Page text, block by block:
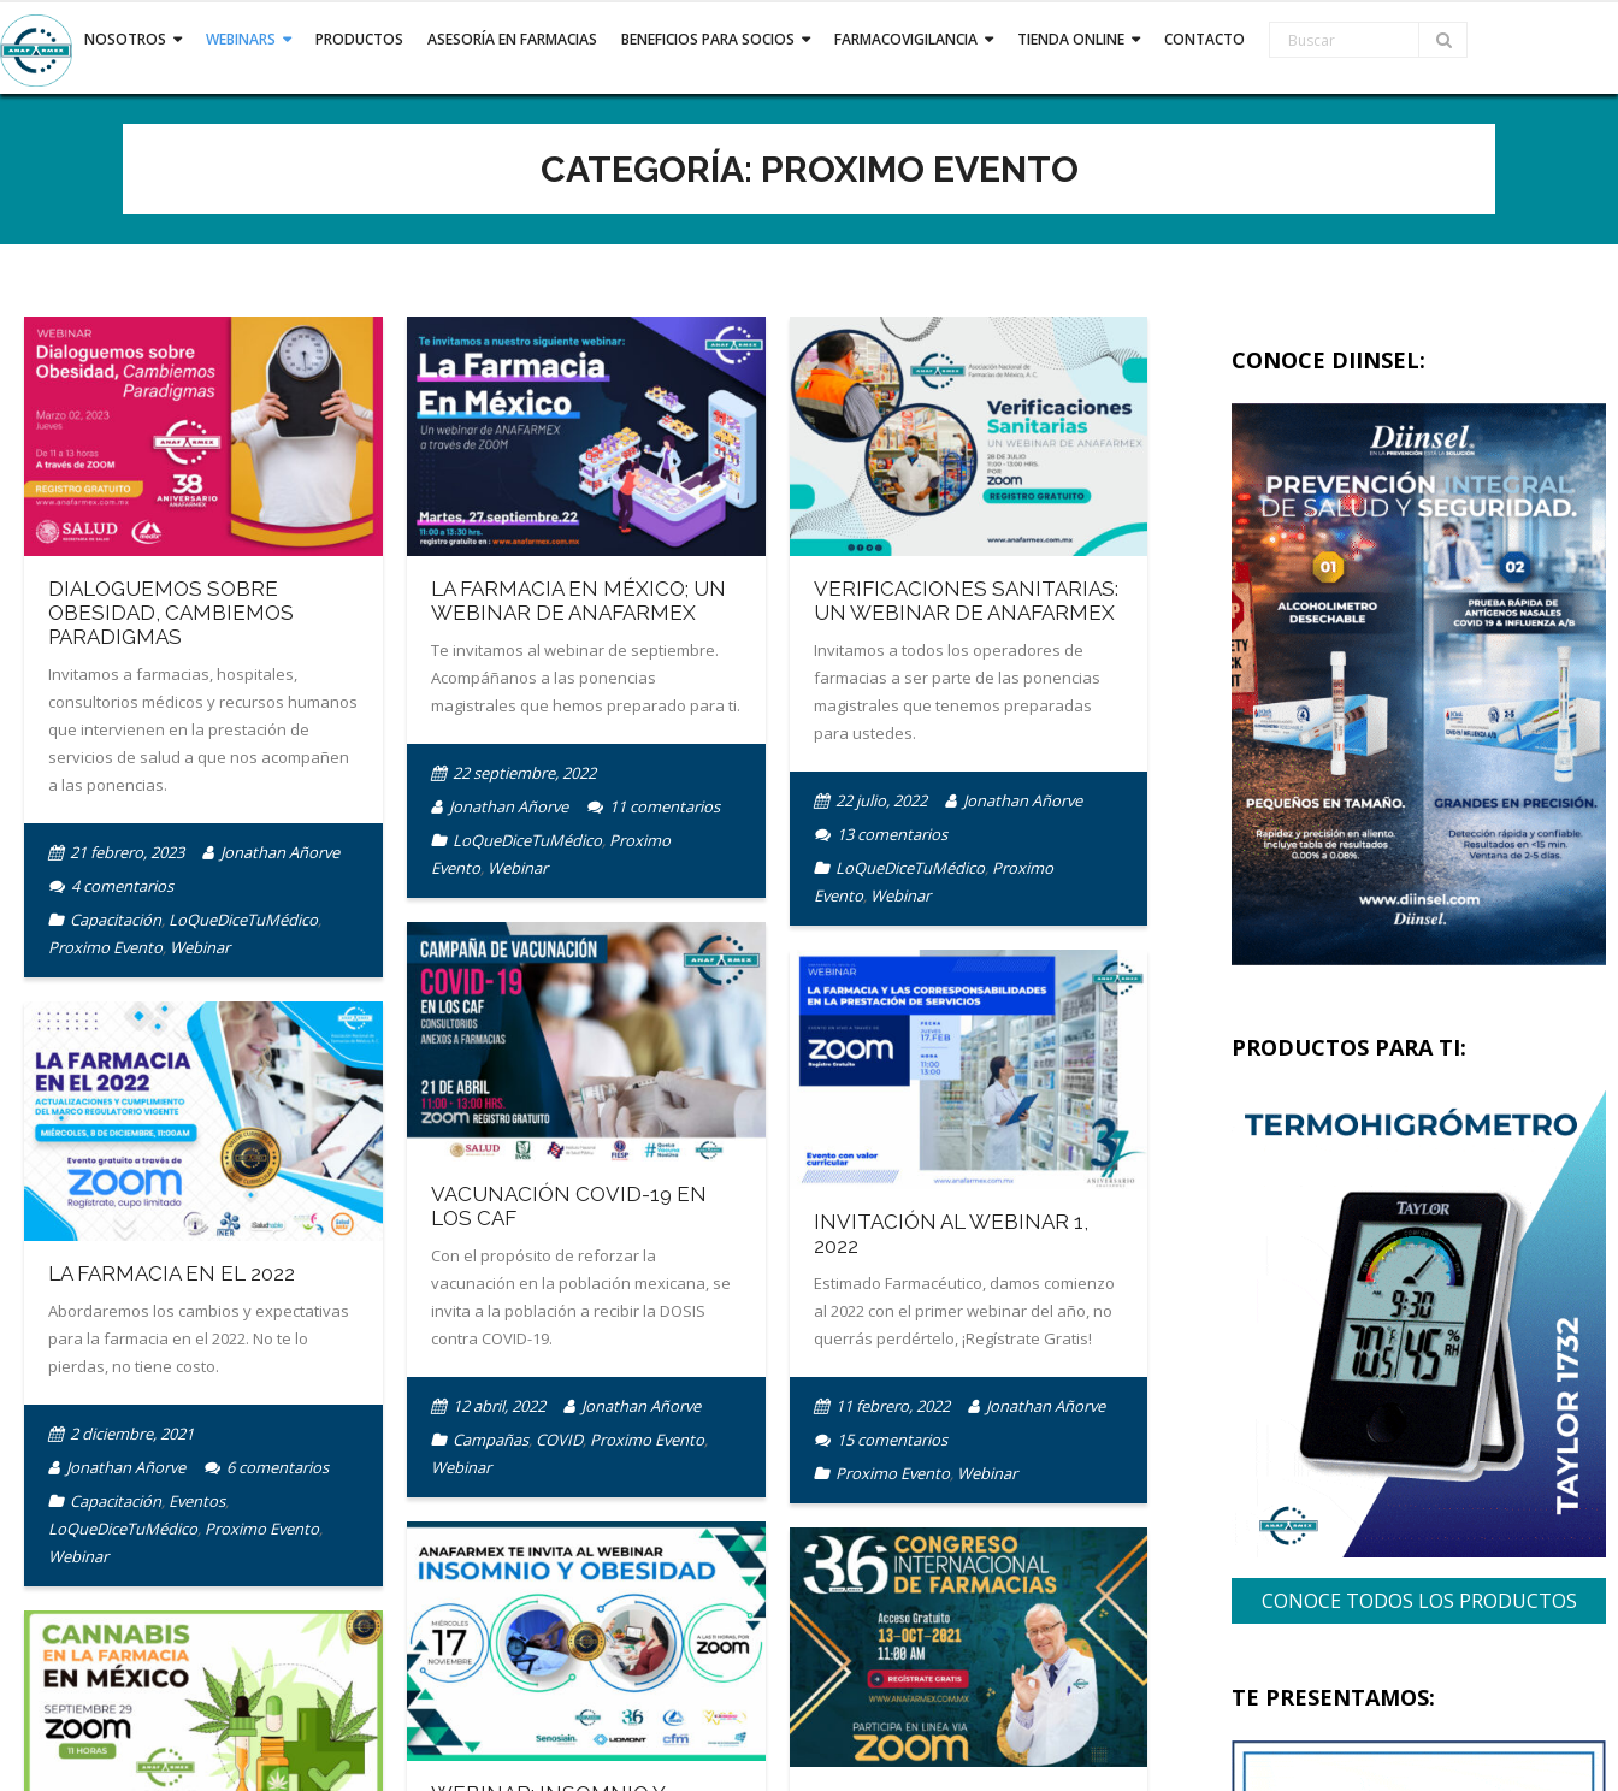
Saltar
al
contenido
NOSOTROS WEBINARS PRODUCTOS ASESORÍA EN FARMACIAS BENEFICIOS PARA SOCIOS FARMACOVIGILANCIA TIENDA ONLINE CONTACTO
CATEGORÍA: PROXIMO EVENTO
DIALOGUEMOS SOBRE
OBESIDAD, CAMBIEMOS
PARADIGMAS
Invitamos a farmacias, hospitales,
consultorios médicos y recursos humanos
que intervienen en la prestación de
servicios de salud a que nos acompañen
a las ponencias.
21 febrero, 2023
Jonathan Añorve
4 comentarios
Capacitación, LoQueDiceTuMédico,
Proximo Evento, Webinar
LA FARMACIA EN MÉXICO; UN
WEBINAR DE ANAFARMEX
Te invitamos al webinar de septiembre.
Acompáñanos a las ponencias
magistrales que hemos preparado para ti.
22 septiembre, 2022
Jonathan Añorve
11 comentarios
LoQueDiceTuMédico, Proximo
Evento, Webinar
VERIFICACIONES SANITARIAS:
UN WEBINAR DE ANAFARMEX
Invitamos a todos los operadores de
farmacias a ser parte de las ponencias
magistrales que tenemos preparadas
para ustedes.
22 julio, 2022
Jonathan Añorve
13 comentarios
LoQueDiceTuMédico, Proximo
Evento, Webinar
VACUNACIÓN COVID-19 EN
LOS CAF
Con el propósito de reforzar la
vacunación en la población mexicana, se
invita a la población a recibir la DOSIS
contra COVID-19.
12 abril, 2022
Jonathan Añorve
Campañas, COVID, Proximo Evento,
Webinar
INVITACIÓN AL WEBINAR 1,
2022
Estimado Farmacéutico, damos comienzo
al 2022 con el primer webinar del año, no
querrás perdértelo, ¡Regístrate Gratis!
11 febrero, 2022
Jonathan Añorve
15 comentarios
Proximo Evento, Webinar
LA FARMACIA EN EL 2022
Abordaremos los cambios y expectativas
para la farmacia en el 2022. No te lo
pierdas, no tiene costo.
2 diciembre, 2021
Jonathan Añorve
6 comentarios
Capacitación, Eventos,
LoQueDiceTuMédico, Proximo Evento,
Webinar
CONOCE DIINSEL:
PRODUCTOS PARA TI:
CONOCE TODOS LOS PRODUCTOS
TE PRESENTAMOS: